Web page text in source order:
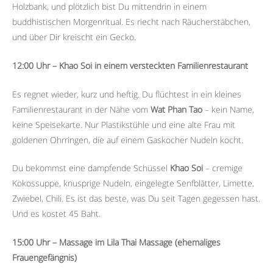
Holzbank, und plötzlich bist Du mittendrin in einem
buddhistischen Morgenritual. Es riecht nach Räucherstäbchen,
und über Dir kreischt ein Gecko.
12:00 Uhr – Khao Soi in einem versteckten Familienrestaurant
Es regnet wieder, kurz und heftig. Du flüchtest in ein kleines
Familienrestaurant in der Nähe vom Wat Phan Tao – kein Name,
keine Speisekarte. Nur Plastikstühle und eine alte Frau mit
goldenen Ohrringen, die auf einem Gaskocher Nudeln kocht.
Du bekommst eine dampfende Schüssel Khao Soi – cremige
Kokossuppe, knusprige Nudeln, eingelegte Senfblätter, Limette,
Zwiebel, Chili. Es ist das beste, was Du seit Tagen gegessen hast.
Und es kostet 45 Baht.
15:00 Uhr – Massage im Lila Thai Massage (ehemaliges
Frauengefängnis)